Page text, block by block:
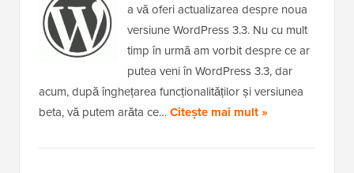
a vă oferi actualizarea despre noua
versiune WordPress 3.3. Nu cu mult
timp în urmă am vorbit despre ce ar
putea veni în WordPress 3.3, dar
acum, după înghețarea funcționalităților și versiunea
beta, vă putem arăta ce…Citește mai mult »